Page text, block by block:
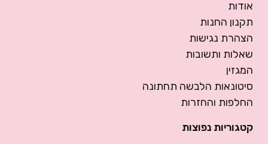
אודות
תקנון החנות
הצהרת נגישות
שאלות ותשובות
המגזין
סיטונאות הלבשה תחתונה
החלפות והחזרות
קטגוריות נפוצות